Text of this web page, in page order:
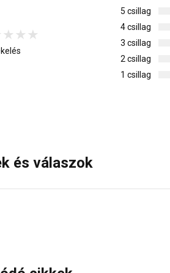
5 csillag
4 csillag
3 csillag
2 csillag
1 csillag
és válaszok